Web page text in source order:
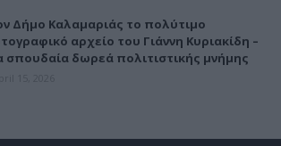
Δήμο Καλαμαριάς το πολύτιμο
αρχείο του Γιάννη Κυριακίδη –
σπουδαία δωρεά πολιτιστικής μνήμης